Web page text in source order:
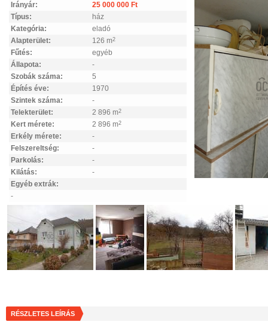
Irányár:
25 000 000 Ft
Típus:
ház
Kategória:
eladó
Alapterület:
126 m2
Fűtés:
egyéb
Állapota:
-
Szobák száma:
5
Építés éve:
1970
Szintek száma:
-
Telekterület:
2 896 m2
Kert mérete: 2 896 m2
Erkély mérete:
-
Felszereltség:
-
Parkolás:
-
Kilátás:
-
Egyéb extrák:
-
RÉSZLETES LEÍRÁS